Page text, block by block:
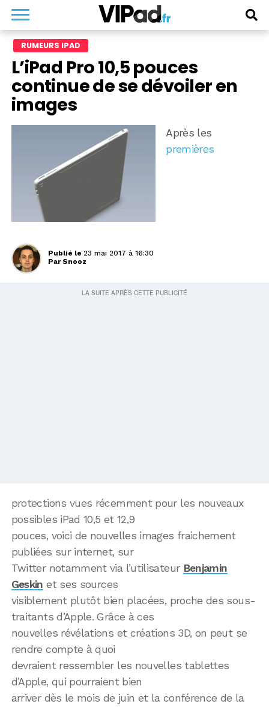
RUMEURS IPAD
L’iPad Pro 10,5 pouces
continue de se dévoiler en
images
Après les
premières
Publié le 23 mai 2017 à 16:30
Par Snooz
protections vues récemment pour les nouveaux
possibles iPad 10,5 et 12,9
pouces, voici de nouvelles images fraichement
publiées sur internet, sur
Twitter notamment via l’utilisateur Benjamin
Geskin et ses sources
visiblement plutôt bien placées, proche des sous-
traitants d’Apple. Grâce à ces
nouvelles révélations et créations 3D, on peut se
rendre compte à quoi
devraient ressembler les nouvelles tablettes
d’Apple, qui pourraient bien
arriver dès le mois de juin et la conférence de la